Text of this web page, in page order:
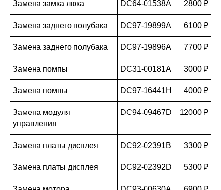
Замена замка люка DC64-01538A 2800 ₽
Замена заднего полубака DC97-19899A 6100 ₽
Замена заднего полубака DC97-19896A 7700 ₽
Замена помпы DC31-00181A 3000 ₽
Замена помпы DC97-16441H 4000 ₽
Замена модуля
управления
DC94-09467D 12000 ₽
Замена платы дисплея DC92-02391B 3300 ₽
Замена платы дисплея DC92-02392D 5300 ₽